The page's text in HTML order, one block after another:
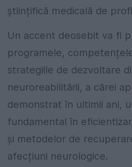
științifică medicală de
Un accent deosebit va fi
programele,
strategiile de dezvoltare
neuroreabilitării, a cărei
demonstrat în ultimii ani,
fundamental în
și metodelor de
afecțiuni neurologice.